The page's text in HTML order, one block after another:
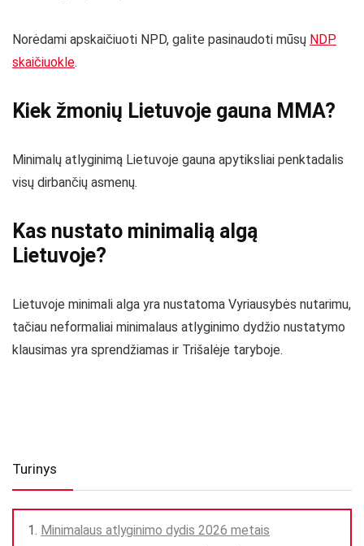
Norėdami apskaičiuoti NPD, galite pasinaudoti mūsų NDP
skaičiuokle.
Kiek žmonių Lietuvoje gauna MMA?
Minimalų atlyginimą Lietuvoje gauna apytiksliai penktadalis
visų dirbančių asmenų.
Kas nustato minimalią algą
Lietuvoje?
Lietuvoje minimali alga yra nustatoma Vyriausybės nutarimu,
tačiau neformaliai minimalaus atlyginimo dydžio nustatymo
klausimas yra sprendžiamas ir Trišalėje taryboje.
Turinys
Minimalaus atlyginimo dydis 2026 metais